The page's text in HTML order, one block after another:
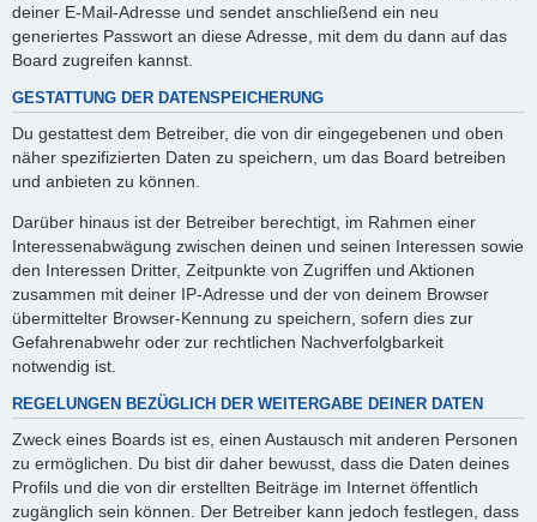
deiner E-Mail-Adresse und sendet anschließend ein neu
generiertes Passwort an diese Adresse, mit dem du dann auf das
Board zugreifen kannst.
GESTATTUNG DER DATENSPEICHERUNG
Du gestattest dem Betreiber, die von dir eingegebenen und oben
näher spezifizierten Daten zu speichern, um das Board betreiben
und anbieten zu können.
Darüber hinaus ist der Betreiber berechtigt, im Rahmen einer
Interessenabwägung zwischen deinen und seinen Interessen sowie
den Interessen Dritter, Zeitpunkte von Zugriffen und Aktionen
zusammen mit deiner IP-Adresse und der von deinem Browser
übermittelter Browser-Kennung zu speichern, sofern dies zur
Gefahrenabwehr oder zur rechtlichen Nachverfolgbarkeit
notwendig ist.
REGELUNGEN BEZÜGLICH DER WEITERGABE DEINER DATEN
Zweck eines Boards ist es, einen Austausch mit anderen Personen
zu ermöglichen. Du bist dir daher bewusst, dass die Daten deines
Profils und die von dir erstellten Beiträge im Internet öffentlich
zugänglich sein können. Der Betreiber kann jedoch festlegen, dass